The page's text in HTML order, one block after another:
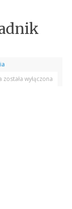
została wyłączona